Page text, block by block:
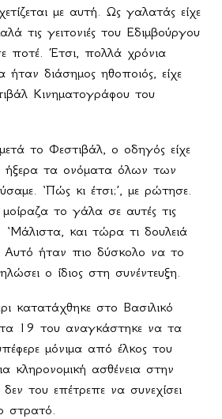
με αυτή. Ως γαλατάς είχε
τις γειτονιές του Εδιμβούργου
ποτέ. Έτσι, πολλά χρόνια
διάσημος ηθοποιός, είχε
Κινηματογράφου του
το Φεστιβάλ, ο οδηγός είχε
ήξερα τα ονόματα όλων των
‘Πώς κι έτσι;’, με ρώτησε.
το γάλα σε αυτές τις
‘Μάλιστα, και τώρα τι δουλειά
Αυτό ήταν πιο δύσκολο να το
ο ίδιος στη συνέντευξη.
κατατάχθηκε στο Βασιλικό
19 του αναγκάστηκε να τα
μόνιμα από έλκος του
κληρονομική ασθένεια στην
του επέτρεπε να συνεχίσει
στρατό.